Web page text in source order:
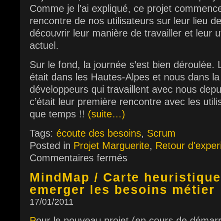
Comme je l’ai expliqué, ce projet
rencontre de nos utilisateurs sur leur lieu
découvrir leur manière de travailler et leur
actuel.
Sur le fond, la journée s’est bien déroulée.
était dans les Hautes-Alpes et nous dans
développeurs qui travaillent avec nous
c’était leur première rencontre avec les
que temps !! (suite…)
Tags: écoute des besoins, Scrum
Posted in Projet Marguerite, Retour
Commentaires fermés
MindMap / Carte
emerger les besoins métier
17/01/2011